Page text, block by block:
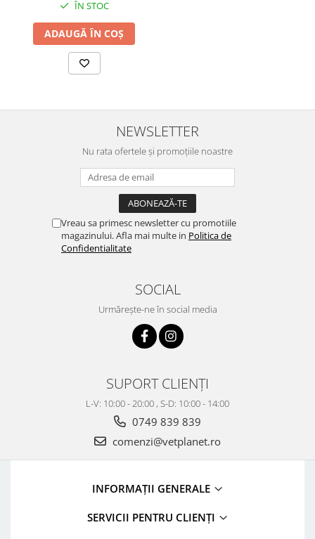
ÎN STOC
ADAUGĂ ÎN COȘ
NEWSLETTER
Nu rata ofertele și promoțiile noastre
Vreau sa primesc newsletter cu promotiile
magazinului. Afla mai multe in Politica de
Confidentialitate
SOCIAL
Urmărește-ne în social media
SUPORT CLIENȚI
L-V: 10:00 - 20:00 , S-D: 10:00 - 14:00
0749 839 839
comenzi@vetplanet.ro
INFORMAȚII GENERALE
SERVICII PENTRU CLIENȚI